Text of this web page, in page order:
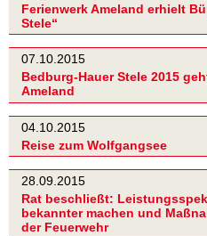
Ferienwerk Ameland erhielt
Stele“
07.10.2015
Bedburg-Hauer Stele 2015
Ameland
04.10.2015
Reise zum Wolfgangsee
28.09.2015
Rat beschließt:
bekannter machen und
der Feuerwehr